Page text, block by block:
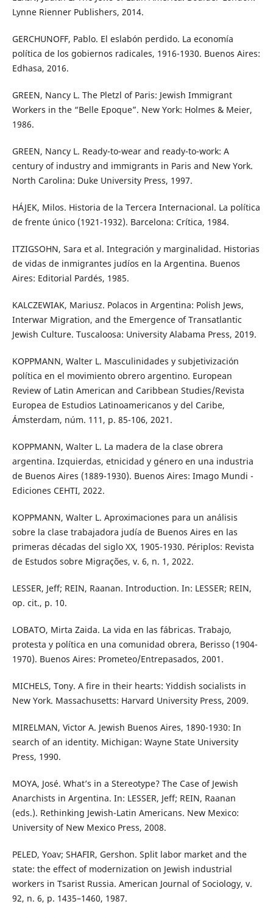
Lynne Rienner Publishers, 2014.
GERCHUNOFF, Pablo. El eslabón perdido. La economía
política de los gobiernos radicales, 1916-1930. Buenos Aires:
Edhasa, 2016.
GREEN, Nancy L. The Pletzl of Paris: Jewish Immigrant
Workers in the “Belle Epoque”. New York: Holmes & Meier,
1986.
GREEN, Nancy L. Ready-to-wear and ready-to-work: A
century of industry and immigrants in Paris and New York.
North Carolina: Duke University Press, 1997.
HÁJEK, Milos. Historia de la Tercera Internacional. La política
de frente único (1921-1932). Barcelona: Crítica, 1984.
ITZIGSOHN, Sara et al. Integración y marginalidad. Historias
de vidas de inmigrantes judíos en la Argentina. Buenos
Aires: Editorial Pardés, 1985.
KALCZEWIAK, Mariusz. Polacos in Argentina: Polish Jews,
Interwar Migration, and the Emergence of Transatlantic
Jewish Culture. Tuscaloosa: University Alabama Press, 2019.
KOPPMANN, Walter L. Masculinidades y subjetivización
política en el movimiento obrero argentino. European
Review of Latin American and Caribbean Studies/Revista
Europea de Estudios Latinoamericanos y del Caribe,
Ámsterdam, núm. 111, p. 85-106, 2021.
KOPPMANN, Walter L. La madera de la clase obrera
argentina. Izquierdas, etnicidad y género en una industria
de Buenos Aires (1889-1930). Buenos Aires: Imago Mundi -
Ediciones CEHTI, 2022.
KOPPMANN, Walter L. Aproximaciones para un análisis
sobre la clase trabajadora judía de Buenos Aires en las
primeras décadas del siglo XX, 1905-1930. Périplos: Revista
de Estudos sobre Migrações, v. 6, n. 1, 2022.
LESSER, Jeff; REIN, Raanan. Introduction. In: LESSER; REIN,
op. cit., p. 10.
LOBATO, Mirta Zaida. La vida en las fábricas. Trabajo,
protesta y política en una comunidad obrera, Berisso (1904-
1970). Buenos Aires: Prometeo/Entrepasados, 2001.
MICHELS, Tony. A fire in their hearts: Yiddish socialists in
New York. Massachusetts: Harvard University Press, 2009.
MIRELMAN, Victor A. Jewish Buenos Aires, 1890-1930: In
search of an identity. Michigan: Wayne State University
Press, 1990.
MOYA, José. What’s in a Stereotype? The Case of Jewish
Anarchists in Argentina. In: LESSER, Jeff; REIN, Raanan
(eds.). Rethinking Jewish-Latin Americans. New Mexico:
University of New Mexico Press, 2008.
PELED, Yoav; SHAFIR, Gershon. Split labor market and the
state: the effect of modernization on Jewish industrial
workers in Tsarist Russia. American Journal of Sociology, v.
92, n. 6, p. 1435–1460, 1987.